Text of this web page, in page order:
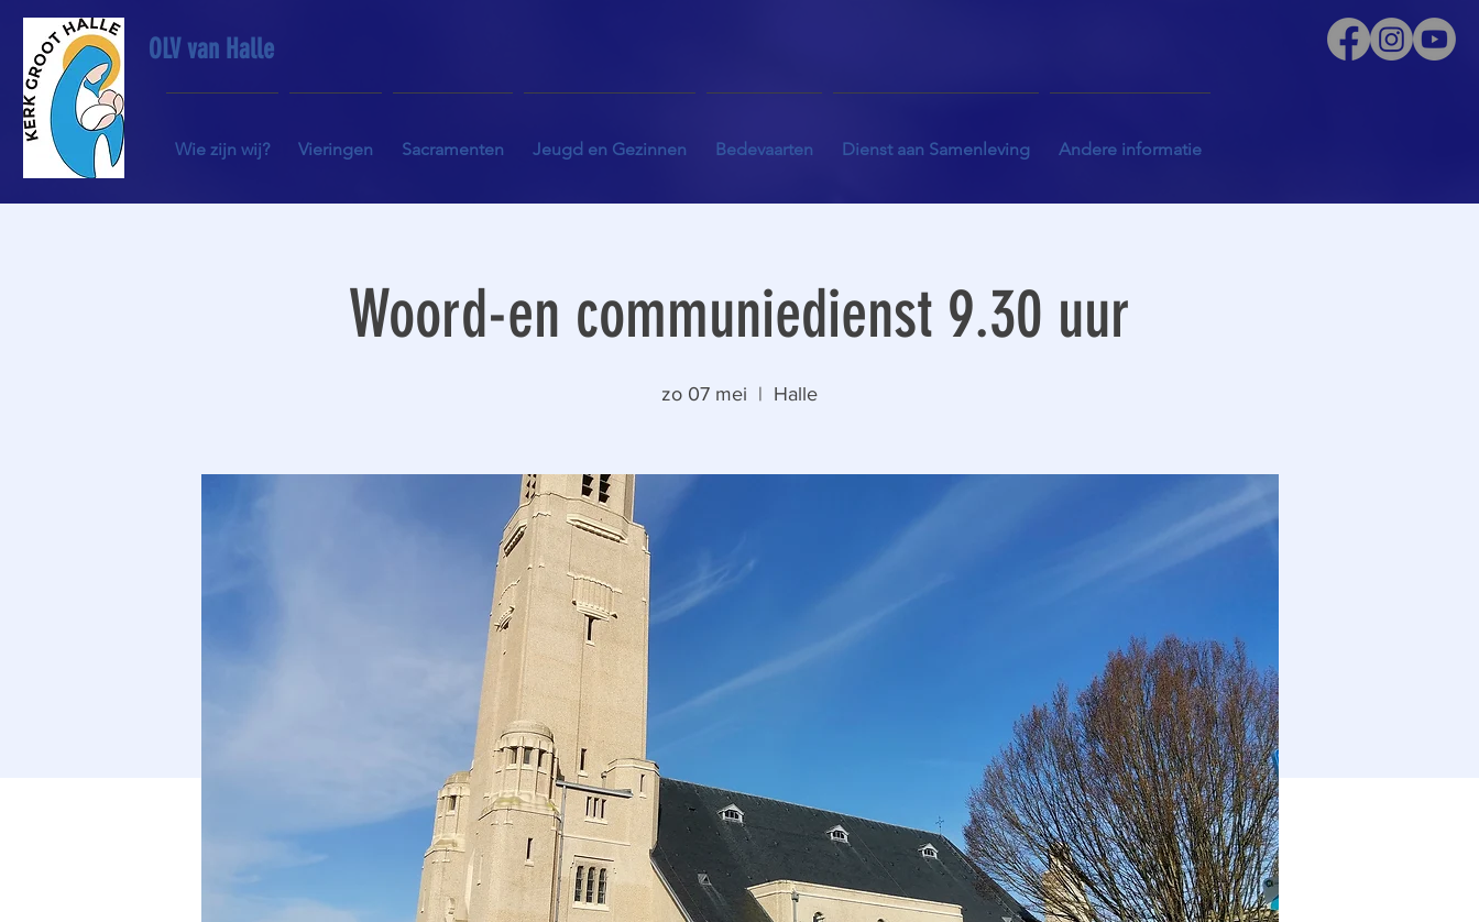
OLV van Halle
Wie zijn wij? Vieringen Sacramenten Jeugd en Gezinnen Bedevaarten Dienst aan Samenleving Andere informatie
Woord-en communiedienst 9.30 uur
zo 07 mei
  |
Halle